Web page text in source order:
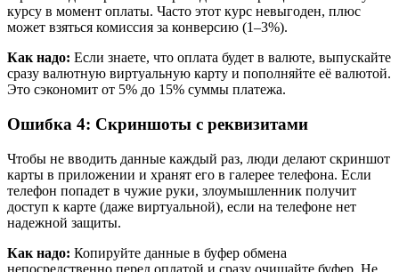
курсу в момент оплаты. Часто этот курс невыгоден, плюс
может взяться комиссия за конверсию (1–3%).
Как надо: Если знаете, что оплата будет в валюте, выпускайте
сразу валютную виртуальную карту и пополняйте её валютой.
Это сэкономит от 5% до 15% суммы платежа.
Ошибка 4: Скриншоты с реквизитами
Чтобы не вводить данные каждый раз, люди делают скриншот
карты в приложении и хранят его в галерее телефона. Если
телефон попадет в чужие руки, злоумышленник получит
доступ к карте (даже виртуальной), если на телефоне нет
надежной защиты.
Как надо: Копируйте данные в буфер обмена
непосредственно перед оплатой и сразу очищайте буфер. Не